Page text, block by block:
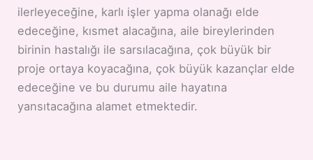
ilerleyeceğine, karlı işler yapma olanağı elde
edeceğine, kısmet alacağına, aile bireylerinden
birinin hastalığı ile sarsılacağına, çok büyük bir
proje ortaya koyacağına, çok büyük kazançlar elde
edeceğine ve bu durumu aile hayatına
yansıtacağına alamet etmektedir.